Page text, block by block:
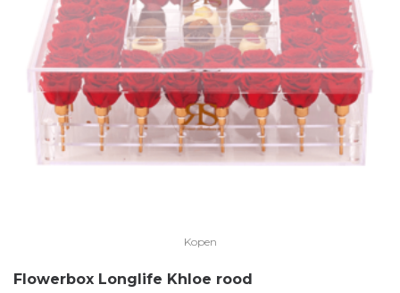
Kopen
Flowerbox Longlife Khloe rood